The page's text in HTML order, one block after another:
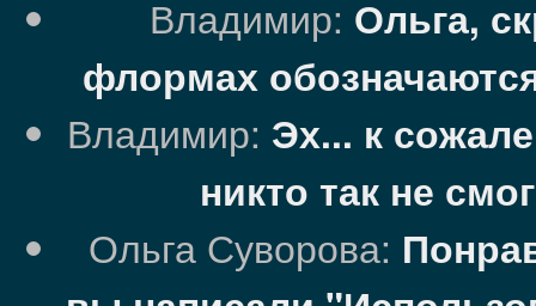
Владимир: Ольга,
флормах
Владимир: Эх... к
никто так не
Ольга Суворова: